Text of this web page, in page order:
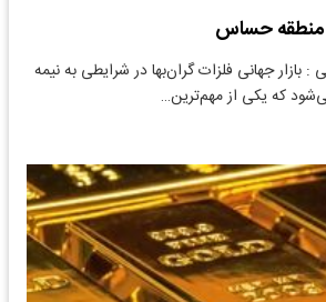
منطقه حساس
جهانی فلزات گران‌بها در شرایطی به نیمه